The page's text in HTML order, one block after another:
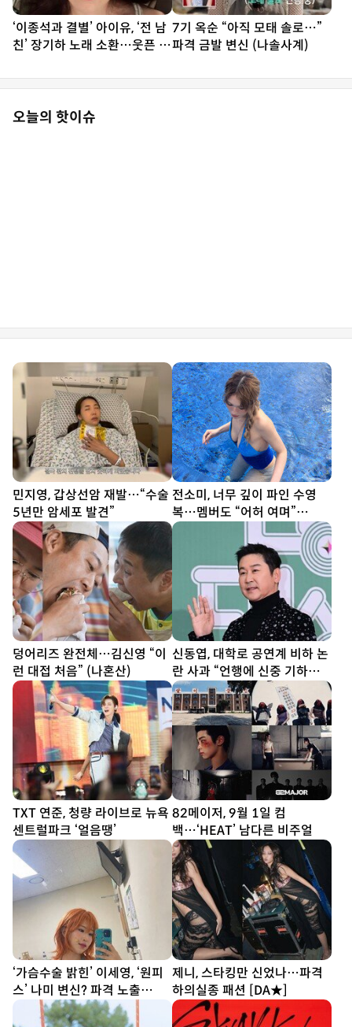
‘이종석과 결별’ 아이유, ‘전 남
친’ 장기하 노래 소환…웃픈 타
7기 옥순 “아직 모태 솔로…”
파격 금발 변신 (나솔사계)
오늘의 핫이슈
민지영, 갑상선암 재발…“수술
5년만 암세포 발견”
전소미, 너무 깊이 파인 수영
복…멤버도 “어허 여며”
[DA★]
덩어리즈 완전체…김신영 “이
런 대접 처음” (나혼산)
신동엽, 대학로 공연계 비하 논
란 사과 “언행에 신중 기하겠
다”
TXT 연준, 청량 라이브로 뉴욕
센트럴파크 ‘얼음땡’
82메이저, 9월 1일 컴
백…‘HEAT’ 남다른 비주얼
‘가슴수술 밝힌’ 이세영, ‘원피
스’ 나미 변신? 파격 노출
[DA★]
제니, 스타킹만 신었나…파격
하의실종 패션 [DA★]